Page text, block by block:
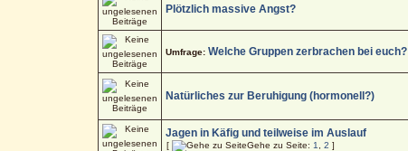
Plötzlich massive Angst?
Umfrage: Welche Gruppen zerbrachen bei euch?
Natürliches zur Beruhigung (hormonell?)
Jagen in Käfig und teilweise im Auslauf
[ Gehe zu Seite: 1 2 ]